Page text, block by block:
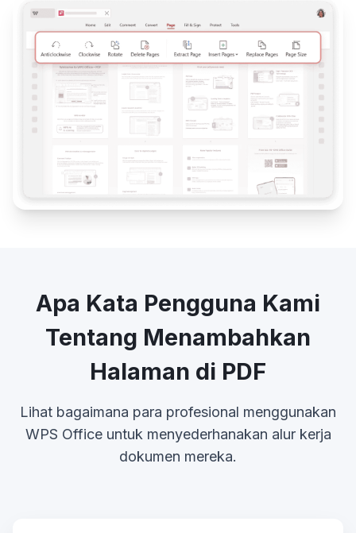
Apa Kata Pengguna Kami
Tentang Menambahkan
Halaman di PDF
Lihat bagaimana para profesional menggunakan
WPS Office untuk menyederhanakan alur kerja
dokumen mereka.